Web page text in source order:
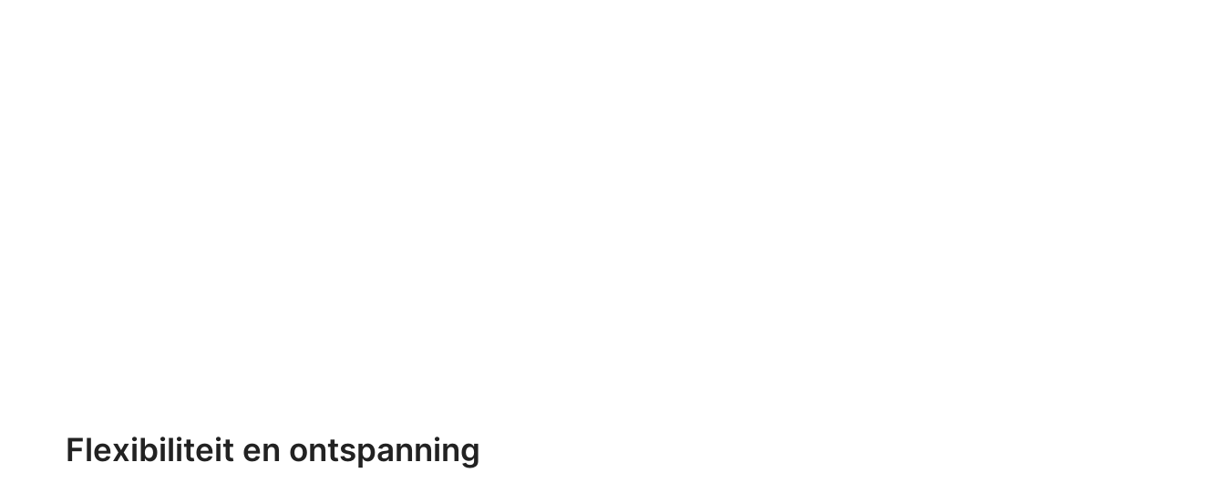
Flexibiliteit en ontspanning